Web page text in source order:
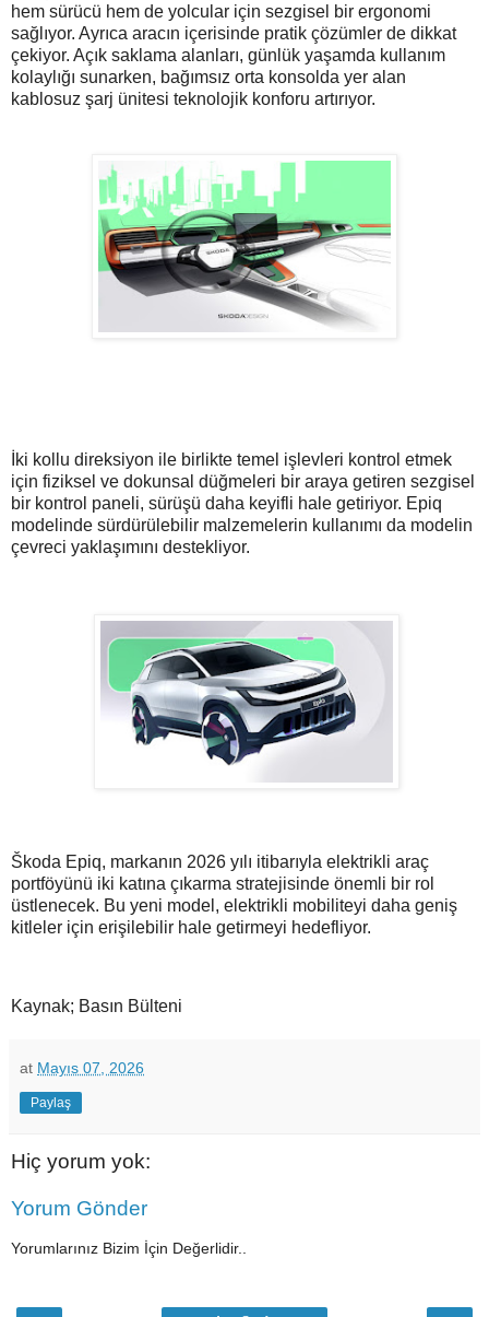
hem sürücü hem de yolcular için sezgisel bir ergonomi
sağlıyor. Ayrıca aracın içerisinde pratik çözümler de dikkat
çekiyor. Açık saklama alanları, günlük yaşamda kullanım
kolaylığı sunarken, bağımsız orta konsolda yer alan
kablosuz şarj ünitesi teknolojik konforu artırıyor.
İki kollu direksiyon ile birlikte temel işlevleri kontrol etmek
için fiziksel ve dokunsal düğmeleri bir araya getiren sezgisel
bir kontrol paneli, sürüşü daha keyifli hale getiriyor. Epiq
modelinde sürdürülebilir malzemelerin kullanımı da modelin
çevreci yaklaşımını destekliyor.
Škoda Epiq, markanın 2026 yılı itibarıyla elektrikli araç
portföyünü iki katına çıkarma stratejisinde önemli bir rol
üstlenecek. Bu yeni model, elektrikli mobiliteyi daha geniş
kitleler için erişilebilir hale getirmeyi hedefliyor.
Kaynak; Basın Bülteni
at Mayıs 07, 2026
Paylaş
Hiç yorum yok:
Yorum Gönder
Yorumlarınız Bizim İçin Değerlidir..